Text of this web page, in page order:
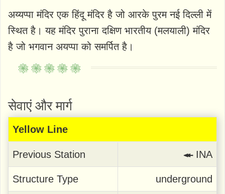
अय्यप्पा मंदिर एक हिंदू मंदिर है जो आरके पुरम नई दिल्ली में
स्थित है। यह मंदिर पुराना दक्षिण भारतीय (मलयाली) मंदिर
है जो भगवान अयप्पा को समर्पित है।
सेवाएं और मार्ग
Yellow Line
Previous Station ↞INA
Structure Type underground